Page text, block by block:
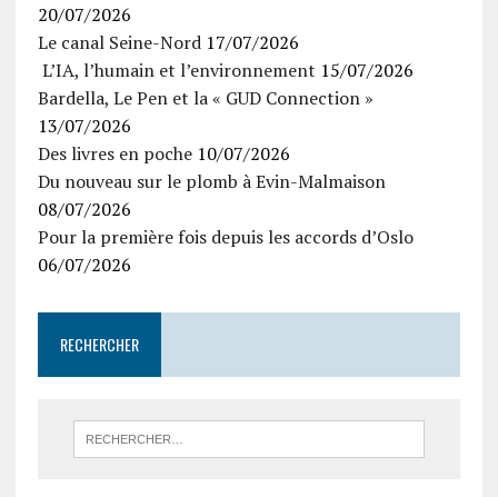
20/07/2026
Le canal Seine-Nord 17/07/2026
L’IA, l’humain et l’environnement 15/07/2026
Bardella, Le Pen et la « GUD Connection »
13/07/2026
Des livres en poche 10/07/2026
Du nouveau sur le plomb à Evin-Malmaison
08/07/2026
Pour la première fois depuis les accords d’Oslo
06/07/2026
RECHERCHER